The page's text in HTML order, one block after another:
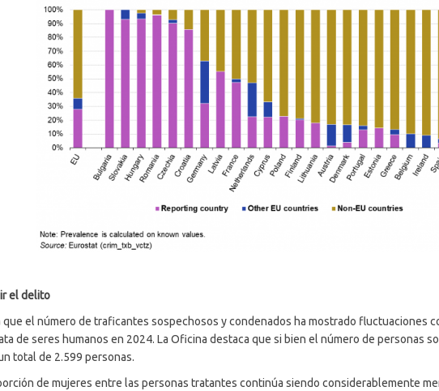
el delito
el número de traficantes sospechosos y condenados ha mostrado fluctuaciones
de seres humanos en 2024. La Oficina destaca que si bien el número de personas
total de 2.599 personas.
de mujeres entre las personas tratantes continúa siendo considerablemente